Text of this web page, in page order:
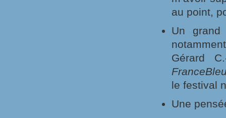
au point,
Un
Gérard
le festival
Une